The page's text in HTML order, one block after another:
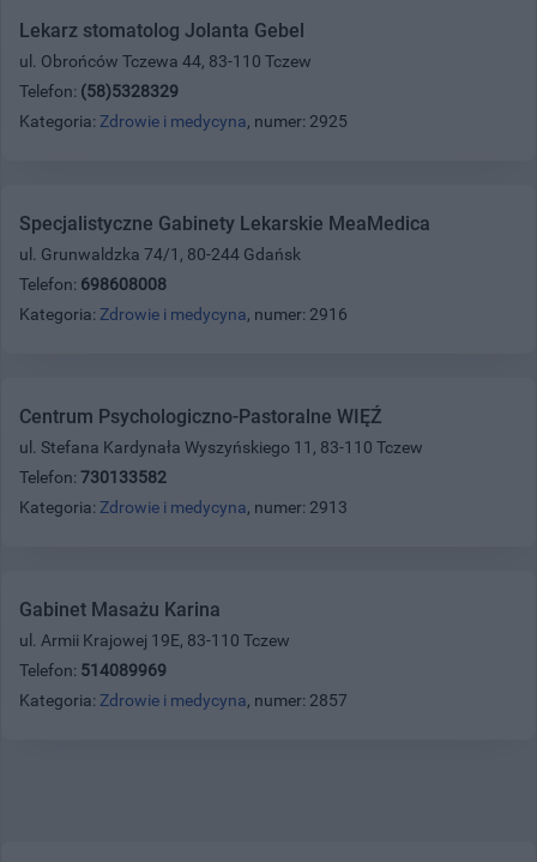
Lekarz stomatolog Jolanta Gebel
ul. Obrońców Tczewa 44, 83-110 Tczew
Telefon: (58)5328329
Kategoria: Zdrowie i medycyna, numer: 2925
Specjalistyczne Gabinety Lekarskie MeaMedica
ul. Grunwaldzka 74/1, 80-244 Gdańsk
Telefon: 698608008
Kategoria: Zdrowie i medycyna, numer: 2916
Centrum Psychologiczno-Pastoralne WIĘŹ
ul. Stefana Kardynała Wyszyńskiego 11, 83-110 Tczew
Telefon: 730133582
Kategoria: Zdrowie i medycyna, numer: 2913
Gabinet Masażu Karina
ul. Armii Krajowej 19E, 83-110 Tczew
Telefon: 514089969
Kategoria: Zdrowie i medycyna, numer: 2857